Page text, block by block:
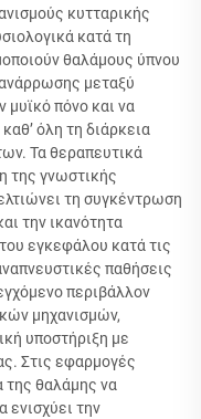
κυτταρικής
κατά τη
θαλάμους ύπνου
μεταξύ
μυϊκό πόνο και να
όλη τη διάρκεια
Τα θεραπευτικά
της γνωστικής
τη συγκέντρωση
την ικανότητα
εγκεφάλου κατά τις
παθήσεις
περιβάλλον
μηχανισμών,
υποστήριξη με
Στις εφαρμογές
της θαλάμης να
ενισχύει την